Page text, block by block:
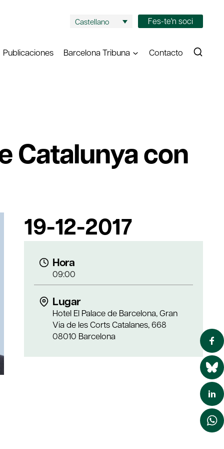
Castellano Fes-te'n soci
Publicaciones Barcelona Tribuna Contacto
Catalunya con
19-12-2017
Hora
09:00
Lugar
Hotel El Palace de Barcelona, Gran
Via de les Corts Catalanes, 668
08010 Barcelona